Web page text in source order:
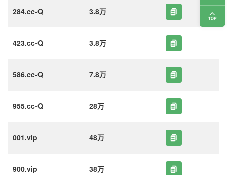
284.cc-Q 3.8万
423.cc-Q 3.8万
586.cc-Q 7.8万
955.cc-Q 28万
001.vip 48万
900.vip 38万